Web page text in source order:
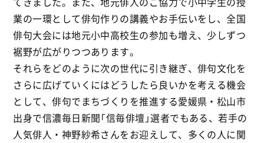
てきました。また、地元俳人のご協力で小中学生の授
業の一環として俳句作りの講義やお手伝いをし、全国
俳句大会には地元小中高校生の参加も増え、少しずつ
裾野が広がりつつあります。
それらをどのように次の世代に引き継ぎ、俳句文化を
さらに広げていくにはどうしたら良いかを考える機会
として、俳句でまちづくりを推進する愛媛県・松山市
出身で信濃毎日新聞「信毎俳壇」選者でもある、若手の
人気俳人・神野紗希さんをお迎えして、多くの人に関